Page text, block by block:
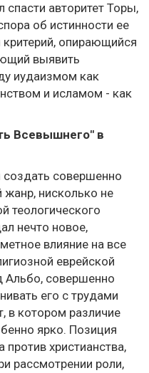
авторитет Торы,
об истинности ее
опирающийся
выявить
иудаизмом как
и исламом - как
Всевышнего" в
создать совершенно
жанр, нисколько не
теологического
нечто новое,
влияние на все
еврейской
Альбо, совершенно
его с трудами
в котором различие
ярко. Позиция
христианства,
рассмотрении роли,